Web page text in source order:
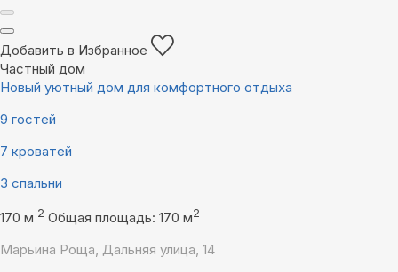
Добавить в Избранное
Частный дом
Новый уютный дом для кoмфopтного отдыxa
9 гостей
7 кроватей
3 спальни
170 м 2 Общая площадь: 170 м2
Марьина Роща, Дальняя улица, 14